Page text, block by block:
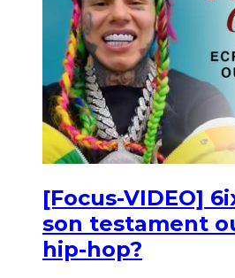
[Focus-VIDEO]
son testament
hip-hop?